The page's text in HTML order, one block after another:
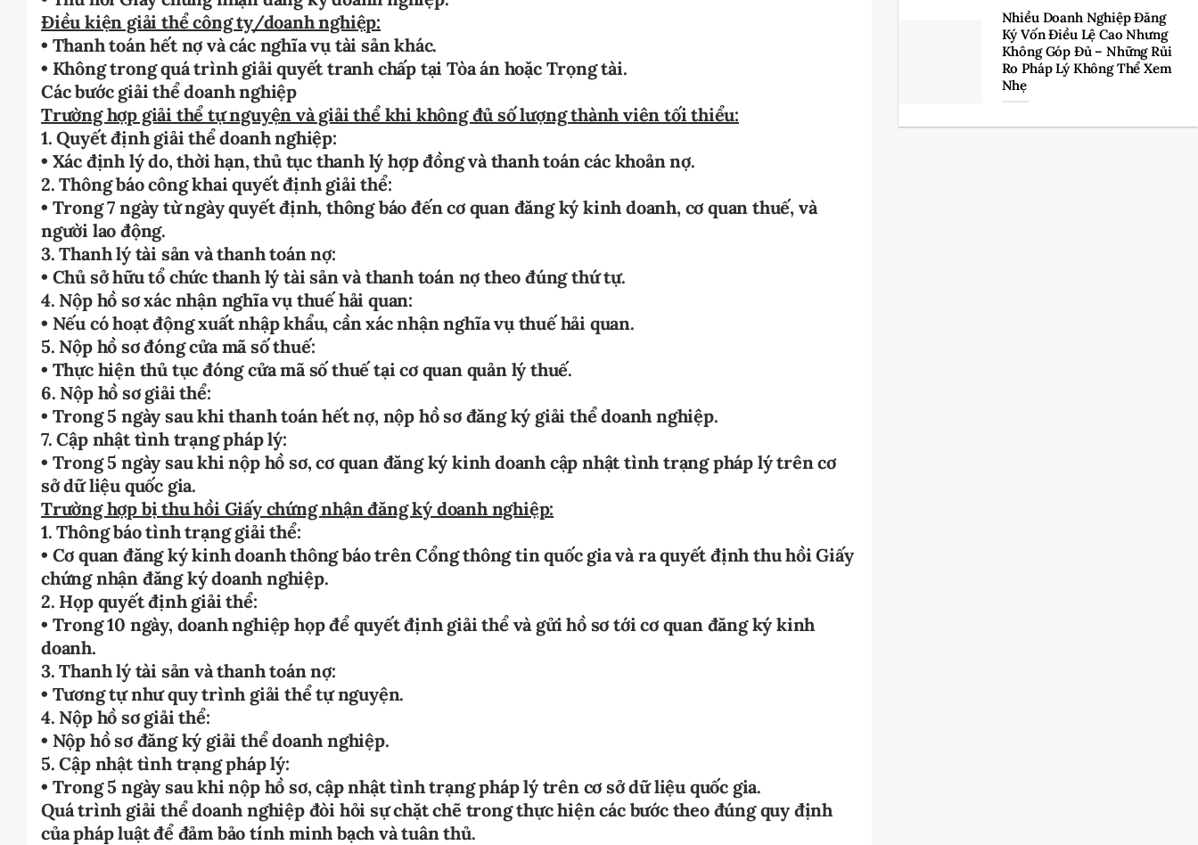
Điều kiện giải thể công ty/doanh nghiệp:
• Thanh toán hết nợ và các nghĩa vụ tài sản khác.
• Không trong quá trình giải quyết tranh chấp tại Tòa án hoặc Trọng tài.
Các bước giải thể doanh nghiệp
Trường hợp giải thể tự nguyện và giải thể khi không đủ số lượng thành viên tối thiểu:
1. Quyết định giải thể doanh nghiệp:
• Xác định lý do, thời hạn, thủ tục thanh lý hợp đồng và thanh toán các khoản nợ.
2. Thông báo công khai quyết định giải thể:
• Trong 7 ngày từ ngày quyết định, thông báo đến cơ quan đăng ký kinh doanh, cơ quan thuế, và
người lao động.
3. Thanh lý tài sản và thanh toán nợ:
• Chủ sở hữu tổ chức thanh lý tài sản và thanh toán nợ theo đúng thứ tự.
4. Nộp hồ sơ xác nhận nghĩa vụ thuế hải quan:
• Nếu có hoạt động xuất nhập khẩu, cần xác nhận nghĩa vụ thuế hải quan.
5. Nộp hồ sơ đóng cửa mã số thuế:
• Thực hiện thủ tục đóng cửa mã số thuế tại cơ quan quản lý thuế.
6. Nộp hồ sơ giải thể:
• Trong 5 ngày sau khi thanh toán hết nợ, nộp hồ sơ đăng ký giải thể doanh nghiệp.
7. Cập nhật tình trạng pháp lý:
• Trong 5 ngày sau khi nộp hồ sơ, cơ quan đăng ký kinh doanh cập nhật tình trạng pháp lý trên cơ
sở dữ liệu quốc gia.
Trường hợp bị thu hồi Giấy chứng nhận đăng ký doanh nghiệp:
1. Thông báo tình trạng giải thể:
• Cơ quan đăng ký kinh doanh thông báo trên Cổng thông tin quốc gia và ra quyết định thu hồi Giấy
chứng nhận đăng ký doanh nghiệp.
2. Họp quyết định giải thể:
• Trong 10 ngày, doanh nghiệp họp để quyết định giải thể và gửi hồ sơ tới cơ quan đăng ký kinh
doanh.
3. Thanh lý tài sản và thanh toán nợ:
• Tương tự như quy trình giải thể tự nguyện.
4. Nộp hồ sơ giải thể:
• Nộp hồ sơ đăng ký giải thể doanh nghiệp.
5. Cập nhật tình trạng pháp lý:
• Trong 5 ngày sau khi nộp hồ sơ, cập nhật tình trạng pháp lý trên cơ sở dữ liệu quốc gia.
Quá trình giải thể doanh nghiệp đòi hỏi sự chặt chẽ trong thực hiện các bước theo đúng quy định
của pháp luật để đảm bảo tính minh bạch và tuân thủ.
Nhiều Doanh Nghiệp Đăng
Ký Vốn Điều Lệ Cao Nhưng
Không Góp Đủ – Những Rủi
Ro Pháp Lý Không Thể Xem
Nhẹ